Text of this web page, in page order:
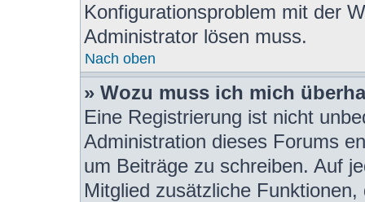
Konfigurationsproblem mit der
Administrator lösen muss.
Nach oben
» Wozu muss ich mich
Eine Registrierung ist nicht
Administration dieses Forums
um Beiträge zu schreiben. Auf
Mitglied zusätzliche